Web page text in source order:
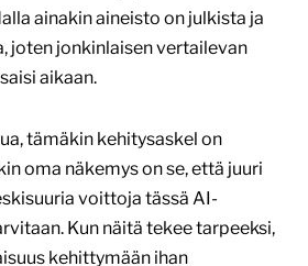
ainakin aineisto on julkista ja
joten jonkinlaisen vertailevan
aikaan.
tämäkin kehitysaskel on
oma näkemys on se, että juuri
voittoja tässä AI-
Kun näitä tekee tarpeeksi,
kehittymään ihan